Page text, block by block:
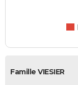
Famille VIESIER